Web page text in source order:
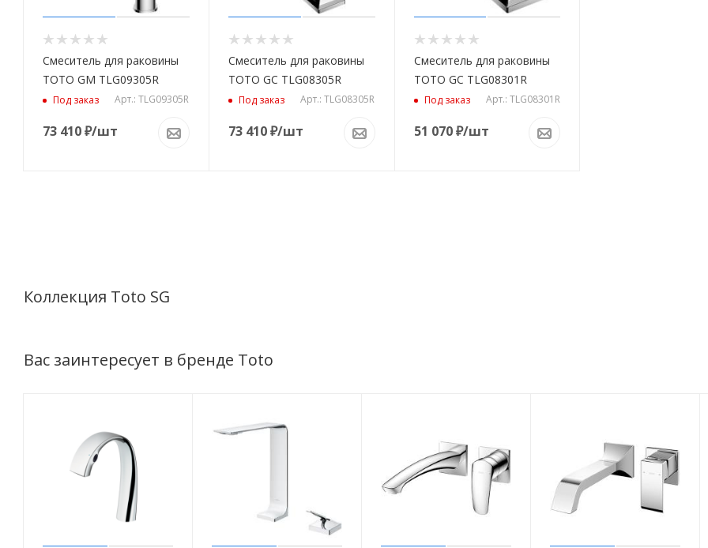
Смеситель для раковины
TOTO GM TLG09305R
Под заказ Арт.: TLG09305R
73 410₽/шт
Смеситель для раковины
TOTO GC TLG08305R
Под заказ Арт.: TLG08305R
73 410₽/шт
Смеситель для раковины
TOTO GC TLG08301R
Под заказ Арт.: TLG08301R
51 070₽/шт
Коллекция Toto SG
Вас заинтересует в бренде Toto